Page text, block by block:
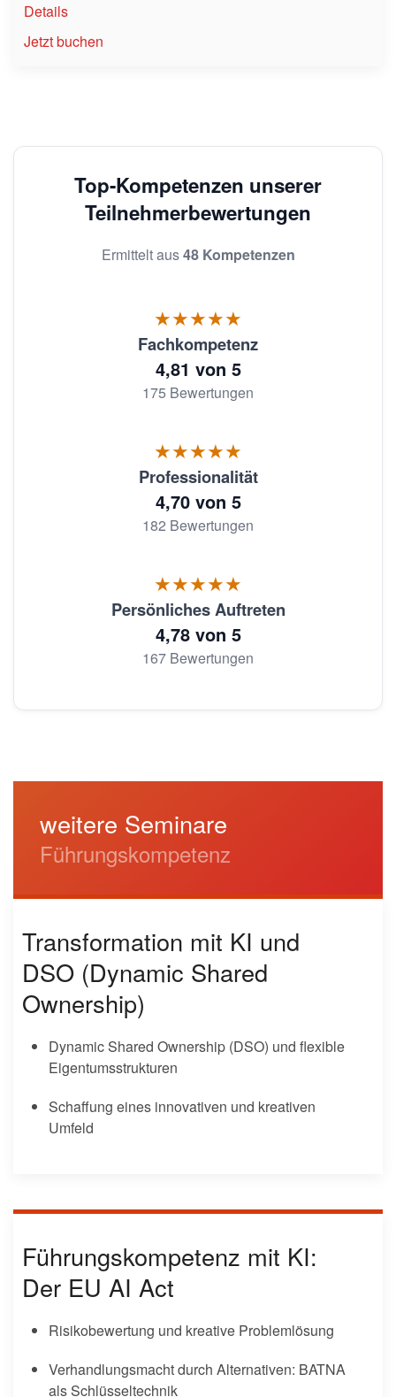
Details
Jetzt buchen
Top-Kompetenzen unserer
Teilnehmerbewertungen
Ermittelt aus48 Kompetenzen
★★★★★
Fachkompetenz
4,81 von 5
175 Bewertungen
★★★★★
Professionalität
4,70 von 5
182 Bewertungen
★★★★★
Persönliches Auftreten
4,78 von 5
167 Bewertungen
weitere Seminare
Führungskompetenz
Transformation mit KI und
DSO (Dynamic Shared
Ownership)
Dynamic Shared Ownership (DSO) und flexible
Eigentumsstrukturen
Schaffung eines innovativen und kreativen
Umfeld
Führungskompetenz mit KI:
Der EU AI Act
Risikobewertung und kreative Problemlösung
Verhandlungsmacht durch Alternativen: BATNA
als Schlüsseltechnik